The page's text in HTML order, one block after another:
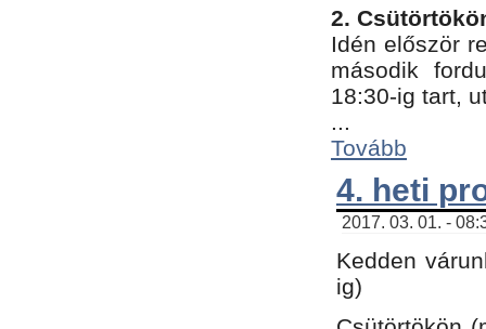
2.
Idén először
második
18:30-ig tart,
...
Tovább
4. heti
2017. 03. 01. -
Kedden
ig)